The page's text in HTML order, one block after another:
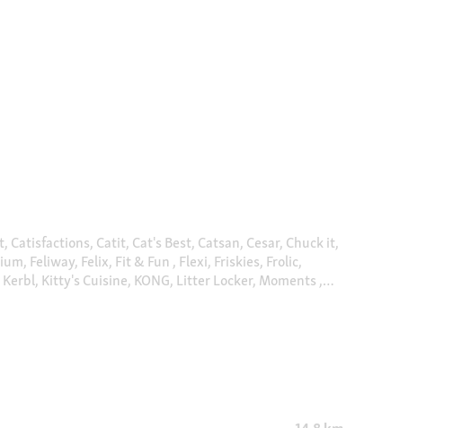
Catit, Cat's Best, Catsan, Cesar, Chuck it,
Feliway, Felix, Fit & Fun , Flexi, Friskies, Frolic,
Kitty's Cuisine, KONG, Litter Locker, Moments ,
Premiere, Pro Plan, Puppia, Purina ONE, Quiko,